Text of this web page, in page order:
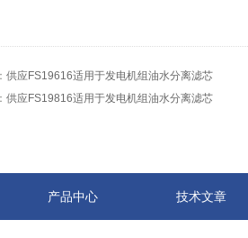
供应FS19616适用于发电机组油水分离滤芯
供应FS19816适用于发电机组油水分离滤芯
产品中心 技术文章